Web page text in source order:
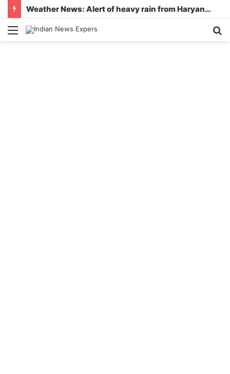
Weather News: Alert of heavy rain from Haryana-Gujarat to Odisha, monsoon is active in many states
Menu